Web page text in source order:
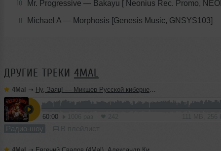
10 Mr. Progressive — Bakayu [ Neonius Rec. Promo,
11 Michael A — Morphosis [Genesis Music, GNSYS103]
ДРУГИЕ ТРЕКИ 4MAL
4Mal ➝ Ну, Заяц! — Микшер Русской кибернетики 460 с Евгением Сваловым (4Mal) и Александром Киреевым (22.07.2026)
60:00
Радио-шоу